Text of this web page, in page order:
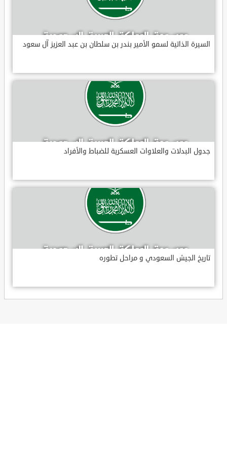
السيرة الذاتية لسمو الأمير بندر بن سلطان بن عبد العزيز آل سعود
جدول البدلات والعلاوات العسكرية للضباط والأفراد
تاريخ الجيش السعودي و مراحل تطوره